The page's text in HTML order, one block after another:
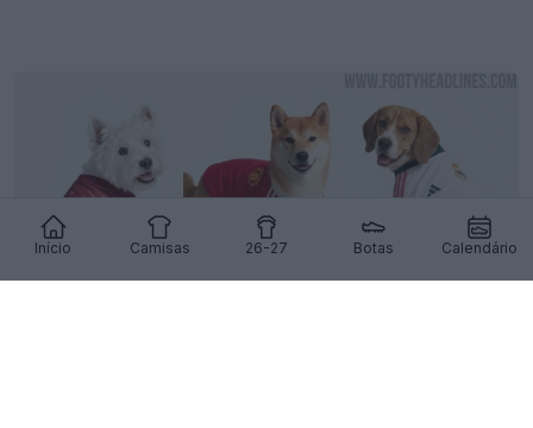
Início Camisas 26-27 Botas Calendário